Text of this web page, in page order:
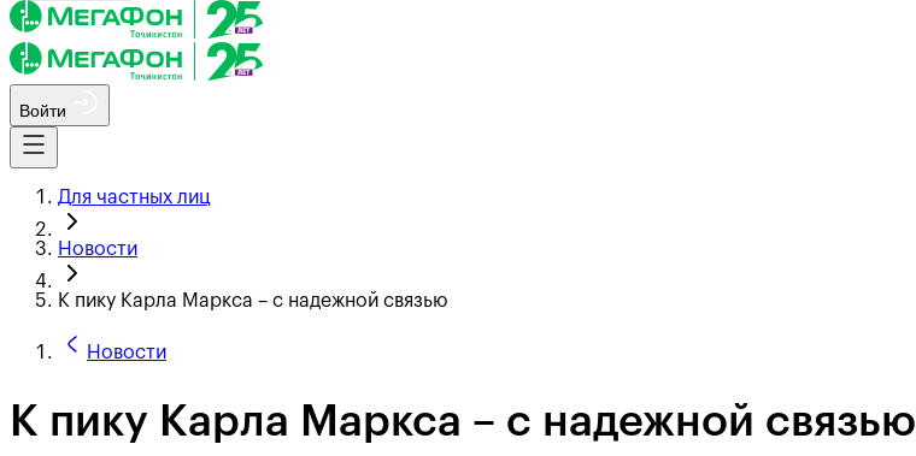
Войти
Для частных лиц
Новости
К пику Карла Маркса – с надежной связью
Новости
К пику Карла Маркса – с надежной связью